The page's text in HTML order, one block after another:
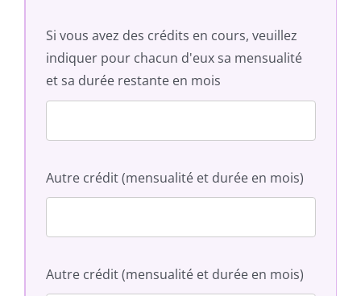
Si vous avez des crédits en cours, veuillez
indiquer pour chacun d'eux sa mensualité
et sa durée restante en mois
Autre crédit (mensualité et durée en mois)
Autre crédit (mensualité et durée en mois)